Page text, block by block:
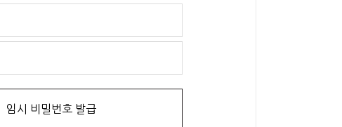
임시 비밀번호 발급